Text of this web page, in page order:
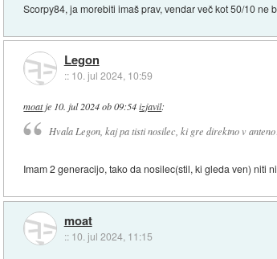
Scorpy84, ja morebiti imaš prav, vendar več kot 50/10 ne
Legon
:: 10. jul 2024, 10:59
moatje 10. jul 2024 ob 09:54 izjavil:
Hvala Legon, kaj pa tisti nosilec, ki gre direktno v
Imam 2 generacijo, tako da nosilec(stil, ki gleda ven) niti
moat
:: 10. jul 2024, 11:15